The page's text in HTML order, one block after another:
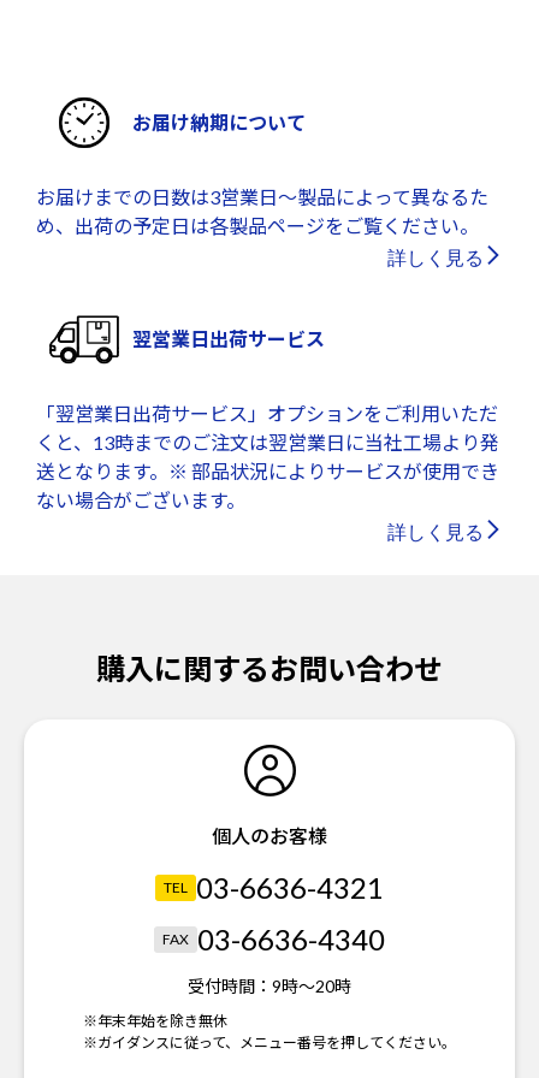
お届け納期について
お届けまでの日数は3営業日～製品によって異なるた
め、出荷の予定日は各製品ページをご覧ください。
詳しく見る
翌営業日出荷サービス
「翌営業日出荷サービス」オプションをご利用いただ
くと、13時までのご注文は翌営業日に当社工場より発
送となります。※ 部品状況によりサービスが使用でき
ない場合がございます。
詳しく見る
購入に関するお問い合わせ
個人のお客様
TEL 03-6636-4321
FAX 03-6636-4340
受付時間： 9時～20時
※年末年始を除き無休
※ガイダンスに従って、メニュー番号を押してください。